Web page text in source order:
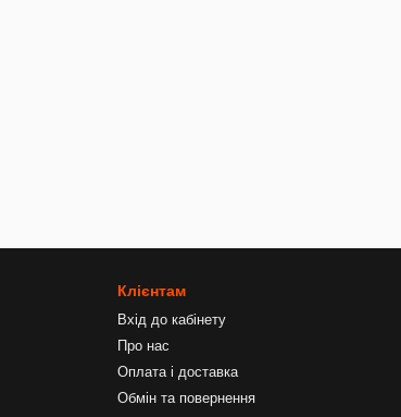
Клієнтам
Вхід до кабінету
Про нас
Оплата і доставка
Обмін та повернення